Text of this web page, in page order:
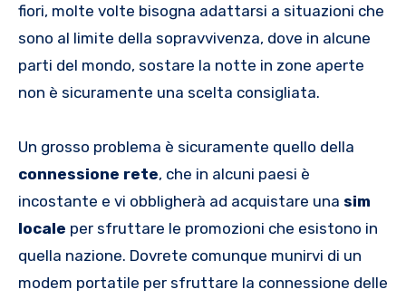
fiori, molte volte bisogna adattarsi a situazioni che
sono al limite della sopravvivenza, dove in alcune
parti del mondo, sostare la notte in zone aperte
non è sicuramente una scelta consigliata.
Un grosso problema è sicuramente quello della
connessione rete, che in alcuni paesi è
incostante e vi obbligherà ad acquistare una sim
locale per sfruttare le promozioni che esistono in
quella nazione. Dovrete comunque munirvi di un
modem portatile per sfruttare la connessione delle